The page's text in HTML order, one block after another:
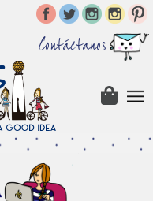
Contáctanos